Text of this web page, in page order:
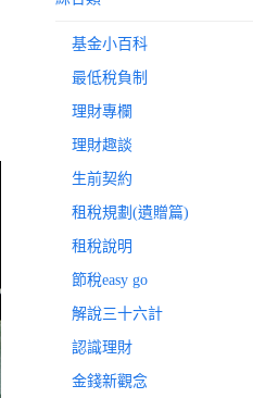
基金小百科
最低稅負制
理財專欄
理財趣談
生前契約
租稅規劃(遺贈篇)
租稅說明
節稅easy go
解說三十六計
認識理財
金錢新觀念